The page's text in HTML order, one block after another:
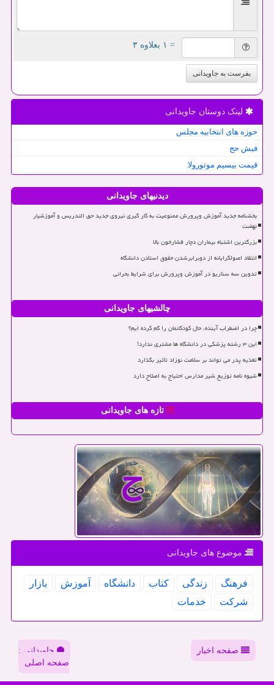
= ۱ بعلاوه ۳
بفرست به جاویدانی
لینک دوستان جاویدانی
حوزه های انتخابیه مجلس
فیش حج
قیمت بیسیم موتورولا
دیدنیهای جاویدانی
بخشنامه جدید آموزش وپرورش ممنوعیت به کار گیری نیروی جدید حق التدریس و آموزشیار
نهضت
بزرگترین اشتباه بیماران دچار فشارخون بالا
انتقاد اصولگرایانه از دوبرابرشدن حقوق استادن دانشگاه
تدوین سه سناریو در آموزش وپرورش برای شرایط بحرانی
چالشیهای جاویدانی
چرا در اضطراب آینده، حال کودکانمان را گم کرده ایم؟
این ۳ رشته پزشکی در دانشگاه ها مشتری ندارد!
تغذیه پدر می تواند بر سلامت نوزاد تأثیر بگذارد
شیوه نامه توزیع شیر مدارس احتیاج به اصلاح دارد
تازه های جاویدانی
موضوع های جاویدانی
فرهنگ زندگی كتاب دانشگاه آموزش
بازار
شركت
خدمات
صفحه اخبار
جاویدانی :
صفحه اصلی